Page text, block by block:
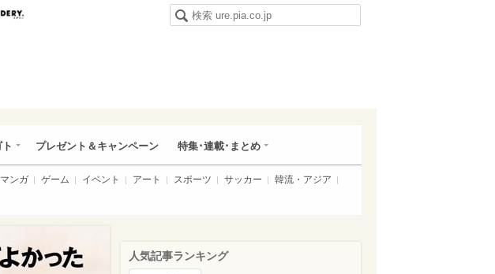
肉
プレゼント＆キャンペーン 特集･連載･まとめ
ンガ ゲーム イベント アート スポーツ サッカー
韓流・アジア
人気記事ランキング